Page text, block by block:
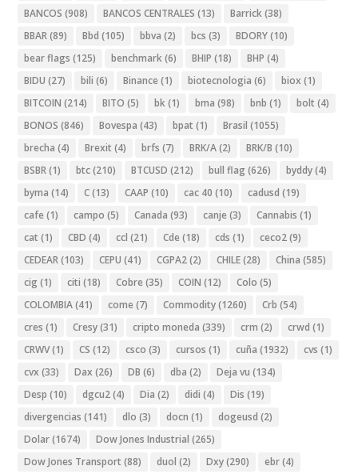
BANCOS (908) BANCOS CENTRALES (13) Barrick(38)
BBAR(89) Bbd (105) bbva (2) bcs (3) BDORY(10)
bear flags (125) benchmark(6) BHIP (18) BHP (4)
BIDU (27) bili (6) Binance (1) biotecnologia (6) biox (1)
BITCOIN (214) BITO (5) bk(1) bma (98) bnb (1) bolt (4)
BONOS (846) Bovespa (43) bpat (1) Brasil (1055)
brecha (4) Brexit (4) brfs (7) BRK/A(2) BRK/B (10)
BSBR(1) btc(210) BTCUSD (212) bull flag (626) byddy(4)
byma (14) C(13) CAAP (10) cac 40 (10) cadusd (19)
cafe (1) campo (5) Canada (93) canje (3) Cannabis (1)
cat (1) CBD (4) ccl (21) Cde (18) cds (1) ceco2(9)
CEDEAR(103) CEPU (41) CGPA2(2) CHILE(28) China (585)
cig (1) citi (18) Cobre (35) COIN (12) Colo (5)
COLOMBIA(41) come (7) Commodity(1260) Crb (54)
cres (1) Cresy(31) cripto moneda (339) crm (2) crwd (1)
CRWV(1) CS (12) csco (3) cursos (1) cuña (1932) cvs (1)
cvx (33) Dax (26) DB (6) dba (2) Deja vu (134)
Desp (10) dgcu2(4) Dia (2) didi (4) Dis (19)
divergencias (141) dlo (3) docn (1) dogeusd (2)
Dolar(1674) Dow Jones Industrial (265)
Dow Jones Transport (88) duol (2) Dxy(290) ebr(4)